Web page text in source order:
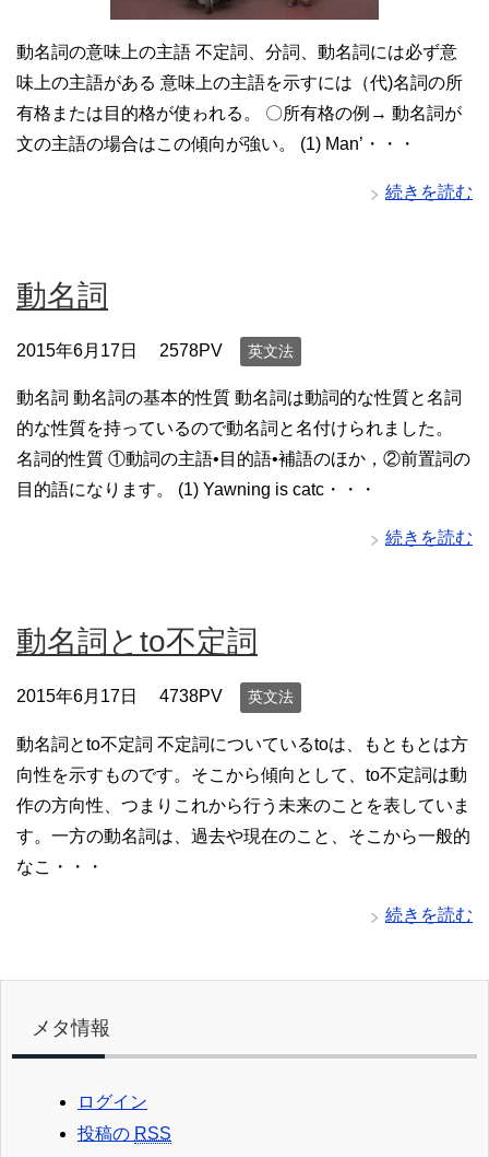
動名詞の意味上の主語 不定詞、分詞、動名詞には必ず意
味上の主語がある 意味上の主語を示すには（代)名詞の所
有格または目的格が使ゎれる。 〇所有格の例→ 動名詞が
文の主語の場合はこの傾向が強い。 (1) Man’・・・
続きを読む
動名詞
2015年6月17日 2578PV 英文法
動名詞 動名詞の基本的性質 動名詞は動詞的な性質と名詞
的な性質を持っているので動名詞と名付けられました。
名詞的性質 ①動詞の主語•目的語•補語のほか，②前置詞の
目的語になります。 (1) Yawning is catc・・・
続きを読む
動名詞とto不定詞
2015年6月17日 4738PV 英文法
動名詞とto不定詞 不定詞についているtoは、もともとは方
向性を示すものです。そこから傾向として、to不定詞は動
作の方向性、つまりこれから行う未来のことを表していま
す。一方の動名詞は、過去や現在のこと、そこから一般的
なこ・・・
続きを読む
メタ情報
ログイン
投稿の RSS